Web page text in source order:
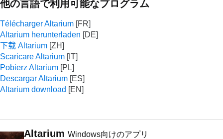
他の言語で利用可能なプログラム
Télécharger Altarium
Altarium herunterladen
下载 Altarium
Scaricare Altarium
Pobierz Altarium
Descargar Altarium
Altarium download
Altarium Windows向けのアプリ